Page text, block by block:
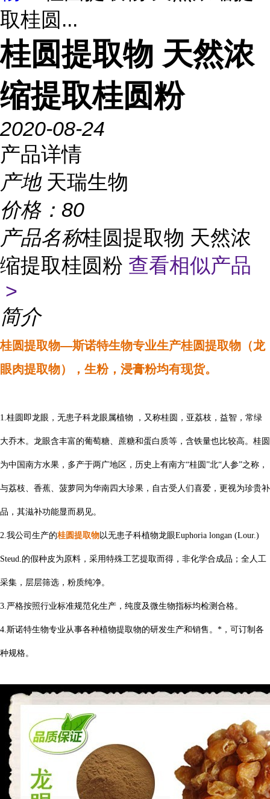
取桂圆...
桂圆提取物 天然浓
缩提取桂圆粉
2020-08-24
产品详情
产地 天瑞生物
价格： 80
产品名称桂圆提取物 天然浓
缩提取桂圆粉 查看相似产品
>
简介
桂圆提取物—斯诺特生物专业生产桂圆提取物（龙
眼肉提取物），生粉，浸膏粉均有现货。
1.桂圆即龙眼，无患子科龙眼属植物 ，又称桂圆，亚荔枝，益智，常绿
大乔木。龙眼含丰富的葡萄糖、蔗糖和蛋白质等，含铁量也比较高。桂圆
为中国南方水果，多产于两广地区，历史上有南方“桂圆”北“人参”之称，
与荔枝、香蕉、菠萝同为华南四大珍果，自古受人们喜爱，更视为珍贵补
品，其滋补功能显而易见。
2.我公司生产的桂圆提取物以无患子科植物龙眼Euphoria longan (Lour.)
Steud.的假种皮为原料，采用特殊工艺提取而得，非化学合成品；全人工
采集，层层筛选，粉质纯净。
3.严格按照行业标准规范化生产，纯度及微生物指标均检测合格。
4.斯诺特生物专业从事各种植物提取物的研发生产和销售。*，可订制各
种规格。